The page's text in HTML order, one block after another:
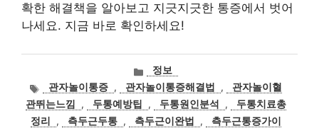
확한 해결책을 알아보고 지긋지긋한 통증에서 벗어
나세요. 지금 바로 확인하세요!
카
테
고
리
정보
태
그
관자놀이통증 , 관자놀이통증해결법 ,
관자놀이혈
관뛰는느낌
, 두통예방팁 , 두통원인분석 ,
두통치료총
정리
, 측두근두통 , 측두근이완법 ,
측두근통증가이